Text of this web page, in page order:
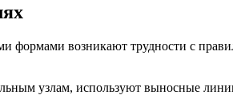
возникают трудности с
узлам, используют выносные